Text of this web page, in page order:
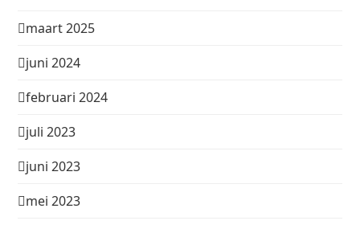
maart 2025
juni 2024
februari 2024
juli 2023
juni 2023
mei 2023